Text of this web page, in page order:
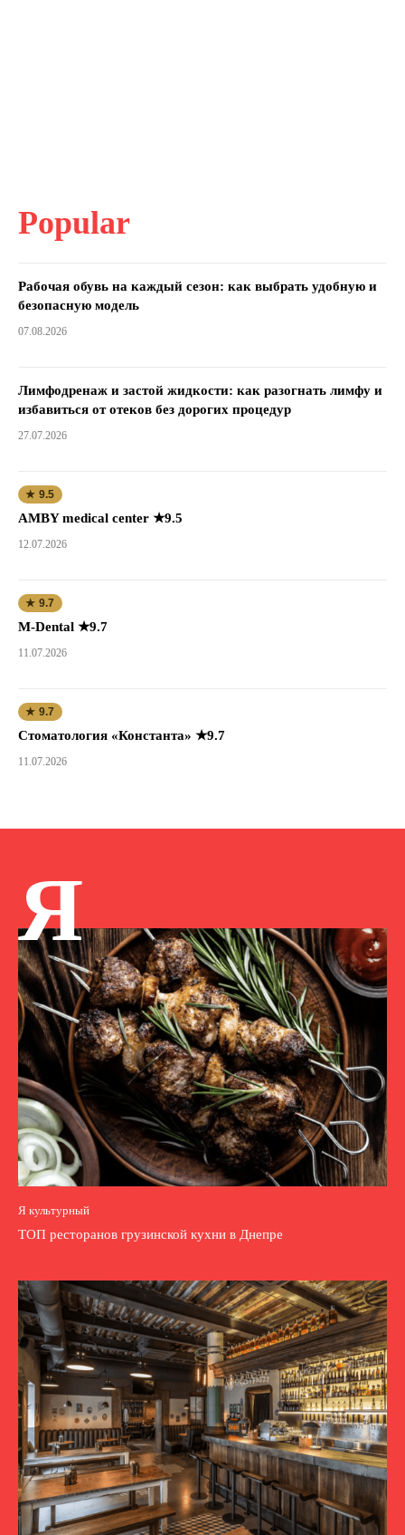
Popular
Рабочая обувь на каждый сезон: как выбрать удобную и
безопасную модель
07.08.2026
Лимфодренаж и застой жидкости: как разогнать лимфу и
избавиться от отеков без дорогих процедур
27.07.2026
★ 9.5
AMBY medical center ★9.5
12.07.2026
★ 9.7
M-Dental ★9.7
11.07.2026
★ 9.7
Стоматология «Константа» ★9.7
11.07.2026
Я
Я культурный
ТОП ресторанов грузинской кухни в Днепре